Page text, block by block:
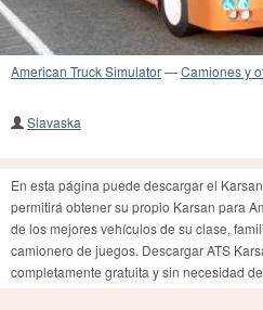
American Truck Simulator—Camiones y
Slavaska
En esta página puede descargar el
permitirá obtener su propio Karsan para
de los mejores vehículos de su clase,
camionero de juegos. Descargar ATS
completamente gratuita y sin necesidad